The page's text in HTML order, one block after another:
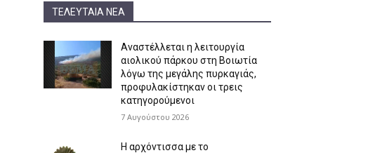
ΤΕΛΕΥΤΑΊΑ ΝΈΑ
Αναστέλλεται η λειτουργία
αιολικού πάρκου στη Βοιωτία
λόγω της μεγάλης πυρκαγιάς,
προφυλακίστηκαν οι τρεις
κατηγορούμενοι
7 Αυγούστου 2026
Η αρχόντισσα με το